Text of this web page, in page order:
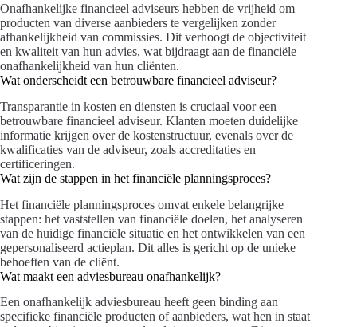
Onafhankelijke financieel adviseurs hebben de vrijheid om
producten van diverse aanbieders te vergelijken zonder
afhankelijkheid van commissies. Dit verhoogt de objectiviteit
en kwaliteit van hun advies, wat bijdraagt aan de financiële
onafhankelijkheid van hun cliënten.
Wat onderscheidt een betrouwbare financieel adviseur?
Transparantie in kosten en diensten is cruciaal voor een
betrouwbare financieel adviseur. Klanten moeten duidelijke
informatie krijgen over de kostenstructuur, evenals over de
kwalificaties van de adviseur, zoals accreditaties en
certificeringen.
Wat zijn de stappen in het financiële planningsproces?
Het financiële planningsproces omvat enkele belangrijke
stappen: het vaststellen van financiële doelen, het analyseren
van de huidige financiële situatie en het ontwikkelen van een
gepersonaliseerd actieplan. Dit alles is gericht op de unieke
behoeften van de cliënt.
Wat maakt een adviesbureau onafhankelijk?
Een onafhankelijk adviesbureau heeft geen binding aan
specifieke financiële producten of aanbieders, wat hen in staat